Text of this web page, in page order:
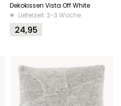
Dekokissen Vista Off White
Lieferzeit: 2-3 Woche
24,95